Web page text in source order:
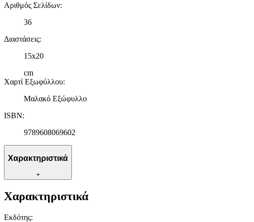
Αριθμός Σελίδων:
36
Διαστάσεις:
15x20
cm
Χαρτί Εξωφύλλου:
Μαλακό Εξώφυλλο
ISBN:
9789608069602
Χαρακτηριστικά
+
Χαρακτηριστικά
Εκδότης: